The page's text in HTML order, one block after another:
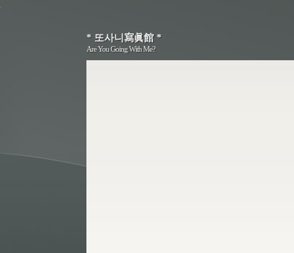
* 또사니寫眞館 *
Are You Going With Me?
* 또사니寫眞館 *
Are You Going With Me?